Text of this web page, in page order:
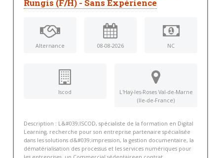
Rungis (F/H) - Sans Expérience
Alternance 08-08-2026 NC
Iscod
L'Haÿ-les-Roses Val-de-Marne
(Ile-de-France)
Description : L&#039;ISCOD, spécialiste de la formation en Digital
Learning, recherche pour son entreprise partenaire spécialisée
dans les solutions d&#039;impression, la gestion documentaire, la
dématérialisation des processus et les services numériques pour